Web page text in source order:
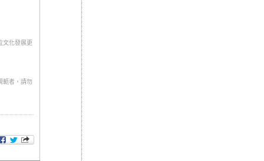
文化發展更
範者，請勿